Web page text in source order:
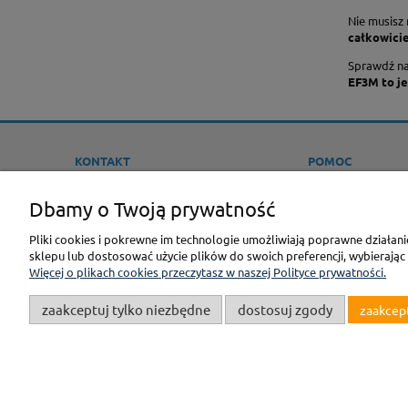
Nie
Sprawdź
EF3M to
KONTAKT
ONLINE
tel.:
22-613-26-13
e-mail:BIURO@F3M.PL
POMOC
REGULAMINY
POLITYKA
GPSR
Dbamy o Twoją prywatność
Pliki cookies i pokrewne im technologie umożliwiają poprawne
sklepu lub dostosować użycie plików do swoich preferencji,
Więcej o plikach cookies przeczytasz w naszej Polityce prywatności.
zaakceptuj tylko niezbędne dostosuj zgody